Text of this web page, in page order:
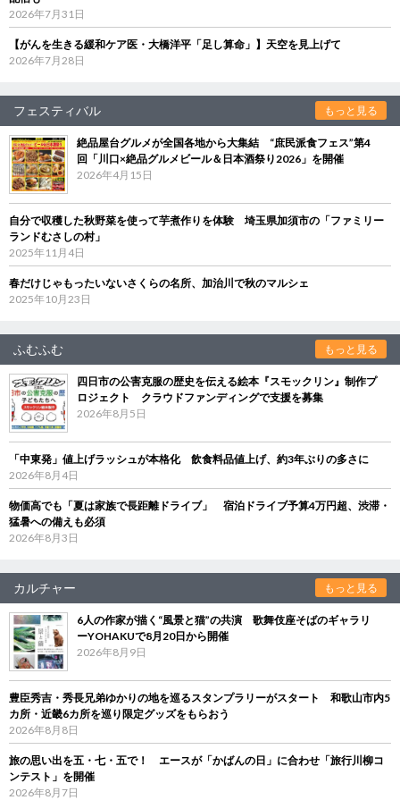
2026年7月31日
【がんを生きる緩和ケア医・大橋洋平「足し算命」】天空を見上げて
2026年7月28日
フェスティバル もっと見る
絶品屋台グルメが全国各地から大集結 “庶民派食フェス”第4
回「川口×絶品グルメビール＆日本酒祭り2026」を開催
2026年4月15日
自分で収穫した秋野菜を使って芋煮作りを体験 埼玉県加須市の「ファミリー
ランドむさしの村」
2025年11月4日
春だけじゃもったいないさくらの名所、加治川で秋のマルシェ
2025年10月23日
ふむふむ もっと見る
四日市の公害克服の歴史を伝える絵本『スモックリン』制作プ
ロジェクト クラウドファンディングで支援を募集
2026年8月5日
「中東発」値上げラッシュが本格化 飲食料品値上げ、約3年ぶりの多さに
2026年8月4日
物価高でも「夏は家族で長距離ドライブ」 宿泊ドライブ予算4万円超、渋滞・
猛暑への備えも必須
2026年8月3日
カルチャー もっと見る
6人の作家が描く“風景と猫”の共演 歌舞伎座そばのギャラリ
ーYOHAKUで8月20日から開催
2026年8月9日
豊臣秀吉・秀長兄弟ゆかりの地を巡るスタンプラリーがスタート 和歌山市内5
カ所・近畿6カ所を巡り限定グッズをもらおう
2026年8月8日
旅の思い出を五・七・五で！ エースが「かばんの日」に合わせ「旅行川柳コ
ンテスト」を開催
2026年8月7日